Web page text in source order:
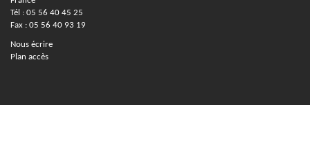
Tél : 05 56 40 45 25
Fax : 05 56 40 93 19
Nous écrire
Plan accès